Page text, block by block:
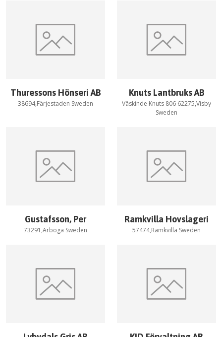
Thuressons Hönseri AB
38694,Färjestaden Sweden
Knuts Lantbruks AB
Väskinde Knuts 806 62275,Visby
Sweden
Gustafsson, Per
73291,Arboga Sweden
Ramkvilla Hovslageri
57474,Ramkvilla Sweden